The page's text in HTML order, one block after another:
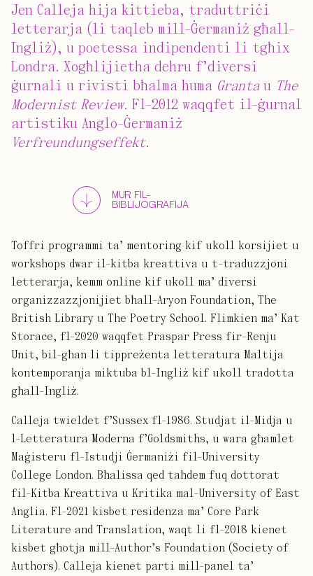
Jen Calleja hija kittieba, traduttriċi
letterarja (li taqleb mill-Ġermaniż għall-
Ingliż), u poetessa indipendenti li tgħix
Londra. Xogħlijietha dehru f’diversi
ġurnali u rivisti bħalma huma Grantau The
Modernist Review. Fl-2012 waqqfet il-ġurnal
artistiku Anglo-Ġermaniż
Verfreundungseffekt.
MUR FIL-
BIBLIJOGRAFIJA
Toffri programmi ta’ mentoring kif ukoll korsijiet u
workshops dwar il-kitba kreattiva u t-traduzzjoni
letterarja, kemm online kif ukoll ma’ diversi
organizzazzjonijiet bħall-Aryon Foundation, The
British Library u The Poetry School. Flimkien ma’ Kat
Storace, fl-2020 waqqfet Praspar Press fir-Renju
Unit, bil-għan li tippreżenta letteratura Maltija
kontemporanja miktuba bl-Ingliż kif ukoll tradotta
għall-Ingliż.
Calleja twieldet f’Sussex fl-1986. Studjat il-Midja u
l-Letteratura Moderna f’Goldsmiths, u wara għamlet
Maġisteru fl-Istudji Ġermaniżi fil-University
College London. Bħalissa qed taħdem fuq dottorat
fil-Kitba Kreattiva u Kritika mal-University of East
Anglia. Fl-2021 kisbet residenza ma’ Core Park
Literature and Translation, waqt li fl-2018 kienet
kisbet għotja mill-Author’s Foundation (Society of
Authors). Calleja kienet parti mill-panel ta’